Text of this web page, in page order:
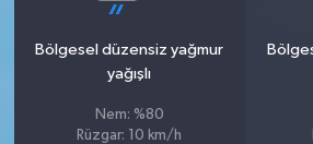
Bölgesel düzensiz yağmur
yağışlı
Nem: %80
Rüzgar: 10 km/h